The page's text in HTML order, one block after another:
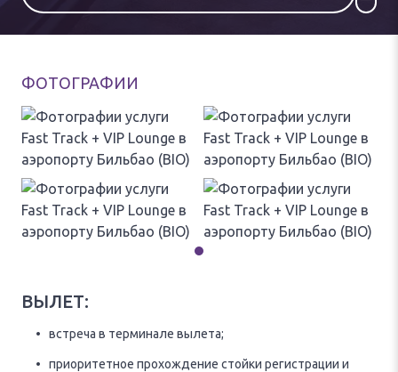
ФОТОГРАФИИ
ВЫЛЕТ:
встреча в терминале вылета;
приоритетное прохождение стойки регистрации и